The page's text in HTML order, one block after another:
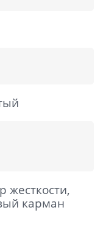
жесткости,
карман